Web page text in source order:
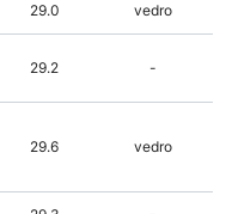
29.0 vedro
29.2 -
29.6 vedro